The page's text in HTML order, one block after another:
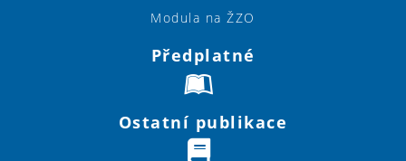
Modula na ŽZO
Předplatné
Ostatní publikace